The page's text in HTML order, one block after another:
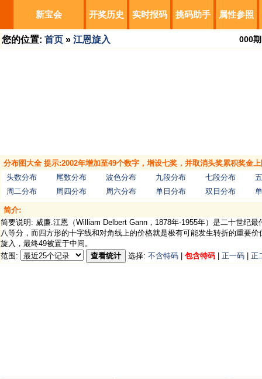
新宝会 开奖历史 实时报码 挑码助手 属性参照
您的位置: 首页 » 江恩旋入 000期
分布图大全 提示:2002年增加至49个数字，增设七奖，并取消头奖累积奖金
头数分布
尾数分布 波色分布 九段分布 七段分布
周二分布
周四分布 周六分布 单日分布 双日分布
简介:
简要说明: 威廉.江恩（William Delbert Gann，1878年-1955年）是二十世纪
八等分，而四方形的十字线和对角线上的价格就是极有可能发生转折的重要
旋入，最终49被置于中间。
范围:
查看统计 选择: 不含特码 包含特码 正一码 正